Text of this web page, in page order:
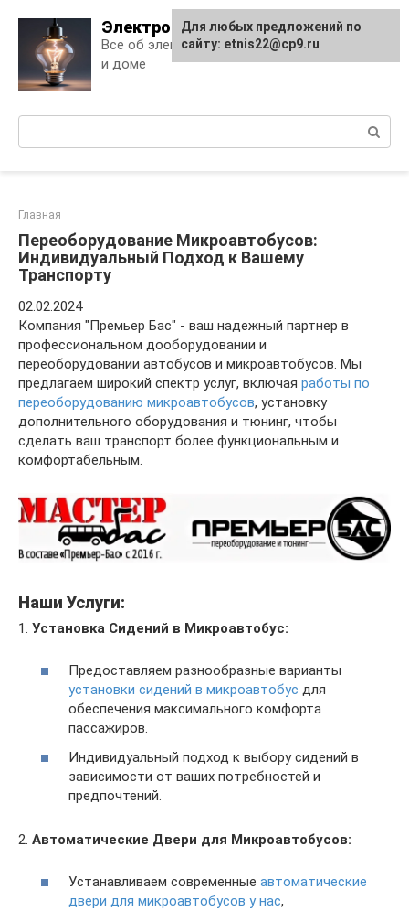
content
Электро Дело
Все об электричестве в квартире
и доме
Главная
Переоборудование Микроавтобусов:
Индивидуальный Подход к Вашему
Транспорту
02.02.2024
Компания "Премьер Бас" - ваш надежный партнер в
профессиональном дооборудовании и
переоборудовании автобусов и микроавтобусов. Мы
предлагаем широкий спектр услуг, включая работы по
переоборудованию микроавтобусов, установку
дополнительного оборудования и тюнинг, чтобы
сделать ваш транспорт более функциональным и
комфортабельным.
Наши Услуги:
1. Установка Сидений в Микроавтобус:
Предоставляем разнообразные варианты
установки сидений в микроавтобус для
обеспечения максимального комфорта
пассажиров.
Индивидуальный подход к выбору сидений в
зависимости от ваших потребностей и
предпочтений.
2. Автоматические Двери для Микроавтобусов:
Устанавливаем современные автоматические
двери для микроавтобусов у нас,
Для любых предложений по
сайту: etnis22@cp9.ru